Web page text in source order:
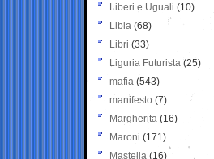
Liberi e Uguali (10)
Libia (68)
Libri (33)
Liguria Futurista (25)
mafia (543)
manifesto (7)
Margherita (16)
Maroni (171)
Mastella (16)